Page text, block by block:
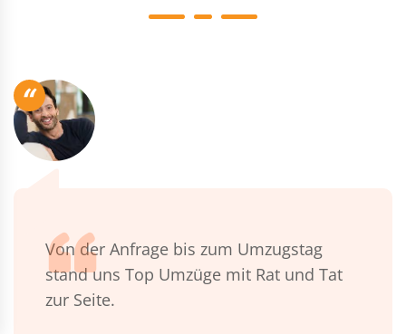
“
Von der Anfrage bis zum Umzugstag
stand uns Top Umzüge mit Rat und Tat
zur Seite.